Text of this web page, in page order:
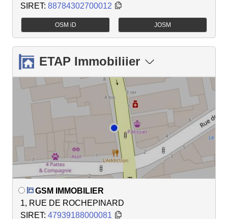
SIRET: 88784302700012
OSM iD JOSM
ETAP Immobiliier
GSM IMMOBILIER
1, RUE DE ROCHEPINARD
SIRET: 47939188000081